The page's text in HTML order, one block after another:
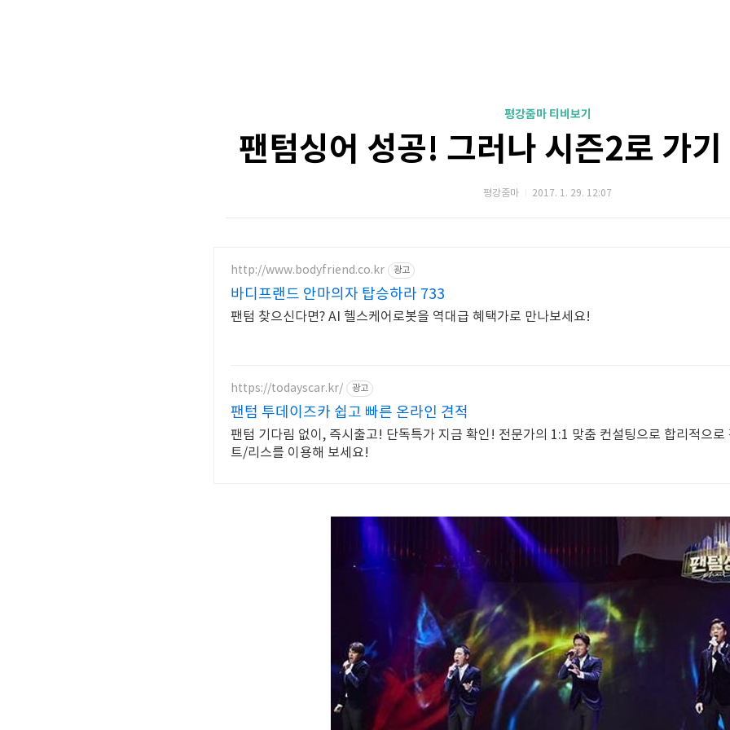
평강줌마 티비보기
팬텀싱어 성공! 그러나 시즌2로 가기
평강줌마 2017. 1. 29. 12:07
http://www.bodyfriend.co.kr 광고
바디프랜드 안마의자 탑승하라 733
팬텀 찾으신다면? AI 헬스케어로봇을 역대급 혜택가로 만나보세요!
https://todayscar.kr/ 광고
팬텀 투데이즈카 쉽고 빠른 온라인 견적
팬텀 기다림 없이, 즉시출고! 단독특가 지금 확인! 전문가의 1:1 맞춤 컨설팅으로 합리적으로
트/리스를 이용해 보세요!